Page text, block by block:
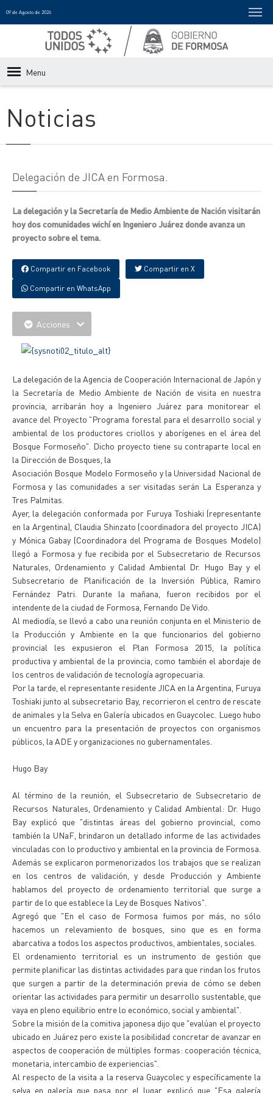
09 de Agosto de 2026
Menu
Noticias
Delegación de JICA en Formosa.
La delegación y la Secretaría de Medio Ambiente de Nación visitarán
hoy dos comunidades wichí en Ingeniero Juárez donde avanza un
proyecto sobre el tema.
Compartir en Facebook Compartir en X
Compartir en WhatsApp
Acciones
La delegación de la Agencia de Cooperación Internacional de Japón y
la Secretaría de Medio Ambiente de Nación de visita en nuestra
provincia, arribarán hoy a Ingeniero Juárez para monitorear el
avance del Proyecto "Programa forestal para el desarrollo social y
ambiental de los productores criollos y aborígenes en el área del
Bosque Formoseño". Dicho proyecto tiene su contraparte local en
la Dirección de Bosques, la
Asociación Bosque Modelo Formoseño y la Universidad Nacional de
Formosa y las comunidades a ser visitadas serán La Esperanza y
Tres Palmitas.
Ayer, la delegación conformada por Furuya Toshiaki (representante
en la Argentina), Claudia Shinzato (coordinadora del proyecto JICA)
y Mónica Gabay (Coordinadora del Programa de Bosques Modelo)
llegó a Formosa y fue recibida por el Subsecretario de Recursos
Naturales, Ordenamiento y Calidad Ambiental Dr. Hugo Bay y el
Subsecretario de Planificación de la Inversión Pública, Ramiro
Fernández Patri. Durante la mañana, fueron recibidos por el
intendente de la ciudad de Formosa, Fernando De Vido.
Al mediodía, se llevó a cabo una reunión conjunta en el Ministerio de
la Producción y Ambiente en la que funcionarios del gobierno
provincial les expusieron el Plan Formosa 2015, la política
productiva y ambiental de la provincia, como también el abordaje de
los centros de validación de tecnología agropecuaria.
Por la tarde, el representante residente JICA en la Argentina, Furuya
Toshiaki junto al subsecretario Bay, recorrieron el centro de rescate
de animales y la Selva en Galería ubicados en Guaycolec. Luego hubo
un encuentro para la presentación de proyectos con organismos
públicos, la ADE y organizaciones no gubernamentales.
Hugo Bay
Al término de la reunión, el Subsecretario de Subsecretario de
Recursos Naturales, Ordenamiento y Calidad Ambiental: Dr. Hugo
Bay explicó que "distintas áreas del gobierno provincial, como
también la UNaF, brindaron un detallado informe de las actividades
vinculadas con lo productivo y ambiental en la provincia de Formosa.
Además se explicaron pormenorizados los trabajos que se realizan
en los centros de validación, y desde Producción y Ambiente
hablamos del proyecto de ordenamiento territorial que surge a
partir de lo que establece la Ley de Bosques Nativos".
Agregó que "En el caso de Formosa fuimos por más, no sólo
hacemos un relevamiento de bosques, sino que es en forma
abarcativa a todos los aspectos productivos, ambientales, sociales.
El ordenamiento territorial es un instrumento de gestión que
permite planificar las distintas actividades para que rindan los frutos
que surgen a partir de la determinación previa de cómo se deben
orientar las actividades para permitir un desarrollo sustentable, que
vaya en pleno equilibrio entre lo económico, social y ambiental".
Sobre la misión de la comitiva japonesa dijo que "evalúan el proyecto
ubicado en Juárez pero existe la posibilidad concretar de avanzar en
aspectos de cooperación de múltiples formas: cooperación técnica,
monetaria, intercambio de experiencias".
Al respecto de la visita a la reserva Guaycolec y específicamente la
selva en galería que pasa por el lugar, explicó que "Esa galería